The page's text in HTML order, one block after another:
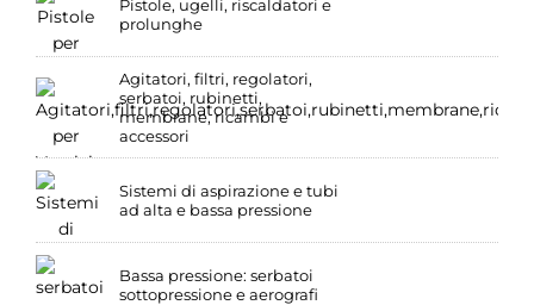
Pistole, ugelli, riscaldatori e
prolunghe
Agitatori, filtri, regolatori,
serbatoi, rubinetti,
membrane, ricambi e
accessori
Sistemi di aspirazione e tubi
ad alta e bassa pressione
Bassa pressione: serbatoi
sottopressione e aerografi